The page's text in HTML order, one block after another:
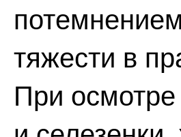
тяжести в
При